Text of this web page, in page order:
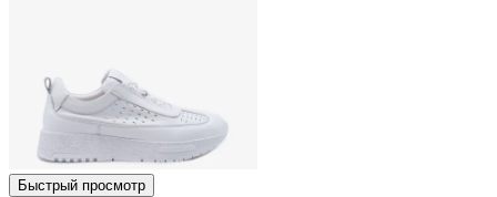
Быстрый просмотр